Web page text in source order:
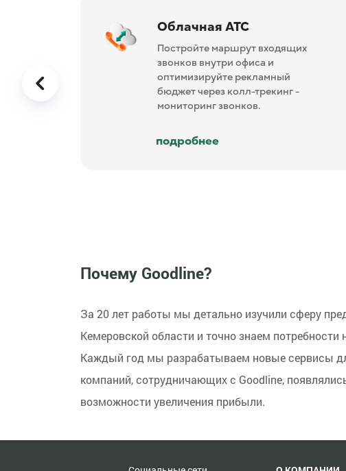
Большое ТВ для Бизнеса
Телевидение для больших
телевизоров.
подробнее
Почему Goodline?
За 20 лет работы мы детально изучили сферу
Кемеровской области и точно знаем потребности
Каждый год мы разрабатываем новые сервисы
компаний, сотрудничающих с Goodline,
возможности увеличения прибыли.